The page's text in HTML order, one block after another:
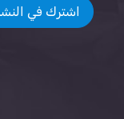
اشترك في